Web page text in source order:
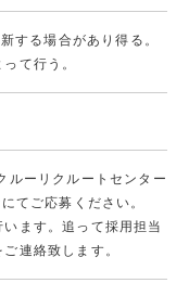
する場合があり得る。
て行う。
ルーリクルートセンター
てご応募ください。
ます。追って採用担当
連絡致します。